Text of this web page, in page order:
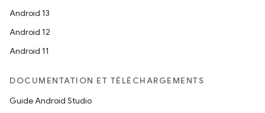
Android 13
Android 12
Android 11
DOCUMENTATION ET TÉLÉCHARGEMENTS
Guide Android Studio